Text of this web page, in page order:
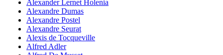
Alexander Lernet Holenia
Alexandre Dumas
Alexandre Postel
Alexandre Seurat
Alexis de Tocqueville
Alfred Adler